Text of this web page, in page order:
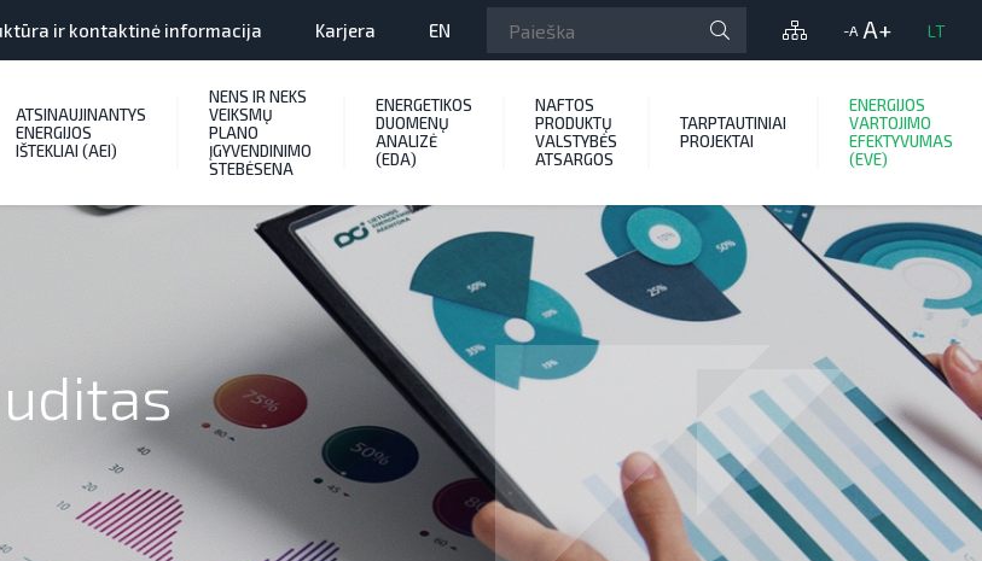
ir kontaktinė informacija Karjera EN -A A+ LT
ATSINAUJINANTYS
ENERGIJOS
IŠTEKLIAI (AEI)
NENS IR NEKS
VEIKSMŲ
PLANO
ĮGYVENDINIMO
STEBĖSENA
ENERGETIKOS
DUOMENŲ
ANALIZĖ
(EDA)
NAFTOS
PRODUKTŲ
VALSTYBĖS
ATSARGOS
TARPTAUTINIAI
PROJEKTAI
ENERGIJOS
VARTOJIMO
EFEKTYVUMAS
(EVE)